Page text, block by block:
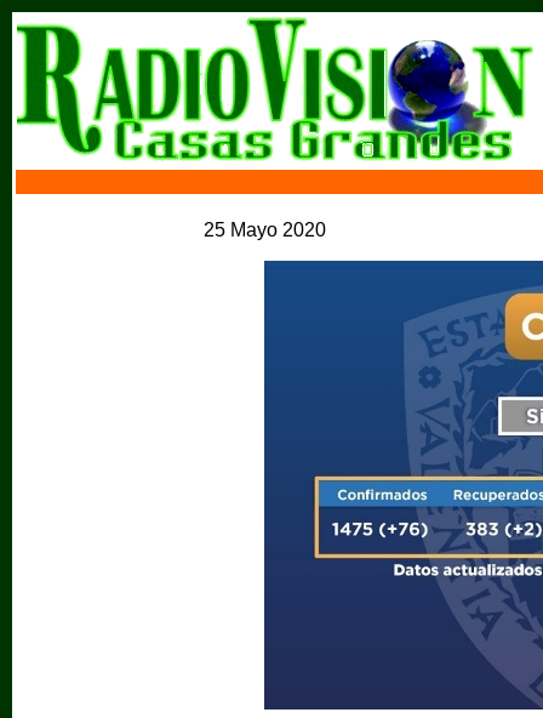
25 Mayo 2020